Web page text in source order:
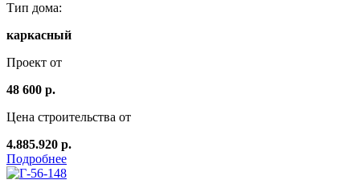
Тип дома:
каркасный
Проект от
48 600 р.
Цена строительства от
4.885.920 р.
Подробнее